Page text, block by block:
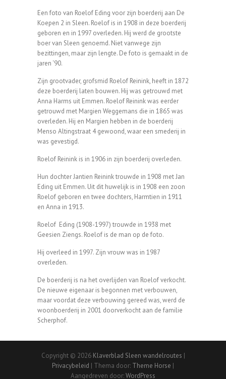
Een foto van Roelof Eding voor zijn boerderij aan De
Koepen 2 in Sleen. Roelof is in 1908 in deze boerderij
geboren en in 1997 overleden. Hij werd de grootste
boer van Sleen genoemd. Niet vanwege zijn
bezittingen, maar zijn lengte. De foto is gemaakt in de
jaren ‘90.
Zijn grootvader, grofsmid Roelof Reinink, heeft in 1872
deze boerderij laten bouwen. Hij was getrouwd met
Anna Harms uit Emmen. Roelof Reinink was eerder
getrouwd met Margien Weggemans die in 1865 was
overleden. Hij en Margien hebben in de boerderij
Menso Altingstraat 4 gewoond, waar een smederij in
was gevestigd.
Roelof Reinink is in 1906 in zijn boerderij overleden.
Hun dochter Jantien Reinink trouwde in 1908 met Jan
Eding uit Emmen. Uit dit huwelijk is in 1908 een zoon
Roelof geboren en twee dochters, Harmtien in 1911
en Anna in 1913.
Roelof Eding (1908-1997) trouwde in 1938 met
Geesien Ziengs. Roelof is de man op de foto.
Hij overleed in 1997. Zijn vrouw was in 1987
overleden.
De boerderij is na het overlijden van Roelof verkocht.
De nieuwe eigenaar is begonnen met verbouwen,
maar voordat deze verbouwing gereed was, werd de
woonboerderij in 2001 doorverkocht aan de familie
Scherphof.
Copyright © 2026 Klaverblad Sleen wandelroutes |
Privacybeleid | Thema door: Theme Horse |
Aangedreven door:WordPress